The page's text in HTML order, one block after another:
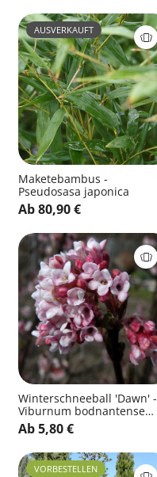
AUSVERKAUFT
Maketebambus -
Pseudosasa japonica
Ab 80,90 €
Winterschneeball 'Dawn' -
Viburnum bodnantense
'Dawn'
Ab 5,80 €
VORBESTELLEN